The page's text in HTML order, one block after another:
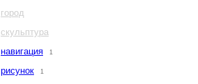
город
скульптура
навигация
1
рисунок 1